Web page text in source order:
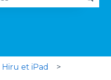
Hiru et iPad